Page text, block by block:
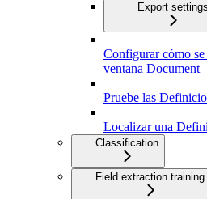
Export settings
Configurar cómo se
ventana Document
Pruebe las
Localizar una
Classification
Field extraction training